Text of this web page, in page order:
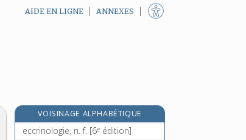
AIDE EN LIGNE ANNEXES
VOISINAGE ALPHABÉTIQUE
eccorthatique, adj.[5eédition]
eccrinologie, n. f. [6e édition]